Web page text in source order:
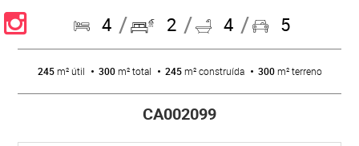
4 2 4 5
245m² útil 300m² total 245m² construída 300m² terreno
CA002099